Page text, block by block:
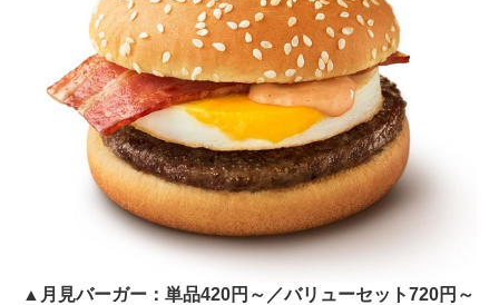
▲月見バーガー：単品420円～／バリューセット720円～